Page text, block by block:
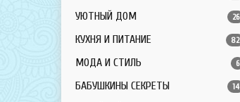
УЮТНЫЙ ДОМ 26
КУХНЯ И ПИТАНИЕ 82
МОДА И СТИЛЬ 6
БАБУШКИНЫ СЕКРЕТЫ 14